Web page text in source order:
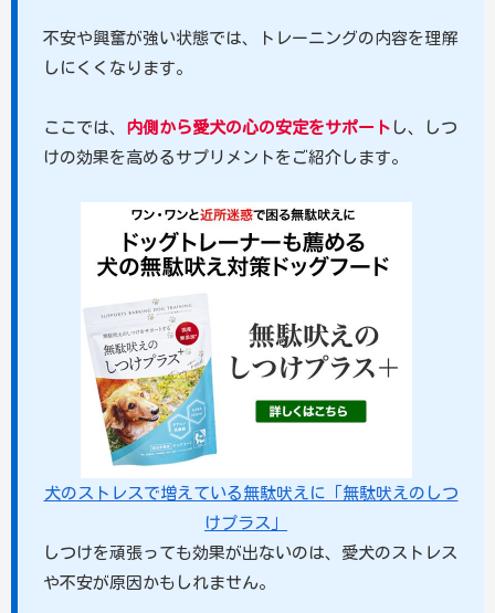
不安や興奮が強い状態では、トレーニングの内容を理解
しにくくなります。
ここでは、 内側から愛犬の心の安定をサポート し、しつ
けの効果を高めるサプリメントをご紹介します。
犬のストレスで増えている無駄吠えに「無駄吠えのしつ
けプラス」
しつけを頑張っても効果が出ないのは、愛犬のストレス
や不安が原因かもしれません。